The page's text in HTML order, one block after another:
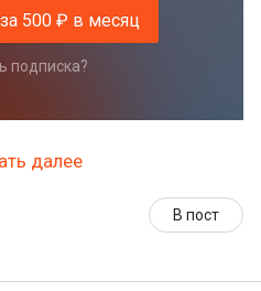
500 ₽ в месяц
подписка?
далее
В пост